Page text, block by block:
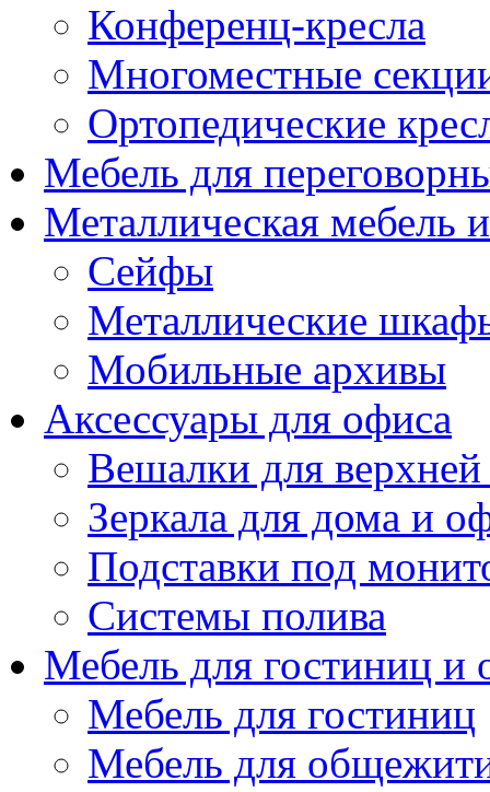
Конференц-кресла
Многоместные
Ортопедические
Мебель для
Металлическая мебель
Сейфы
Металлические
Мобильные архивы
Аксессуары для офиса
Вешалки для
Зеркала для дома и
Подставки под
Системы полива
Мебель для гостиниц
Мебель для гостиниц
Мебель для